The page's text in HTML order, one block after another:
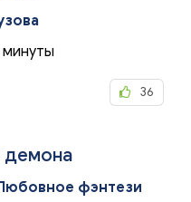
минуты
36
демона
фэнтези